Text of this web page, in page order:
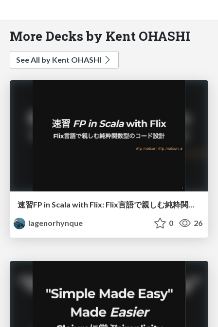
More Decks by Kent OHASHI
See All by Kent OHASHI
速習FP in Scala with Flix: Flix言語で親しむ純粋関数型のコード設計
lagenorhynque
0 26